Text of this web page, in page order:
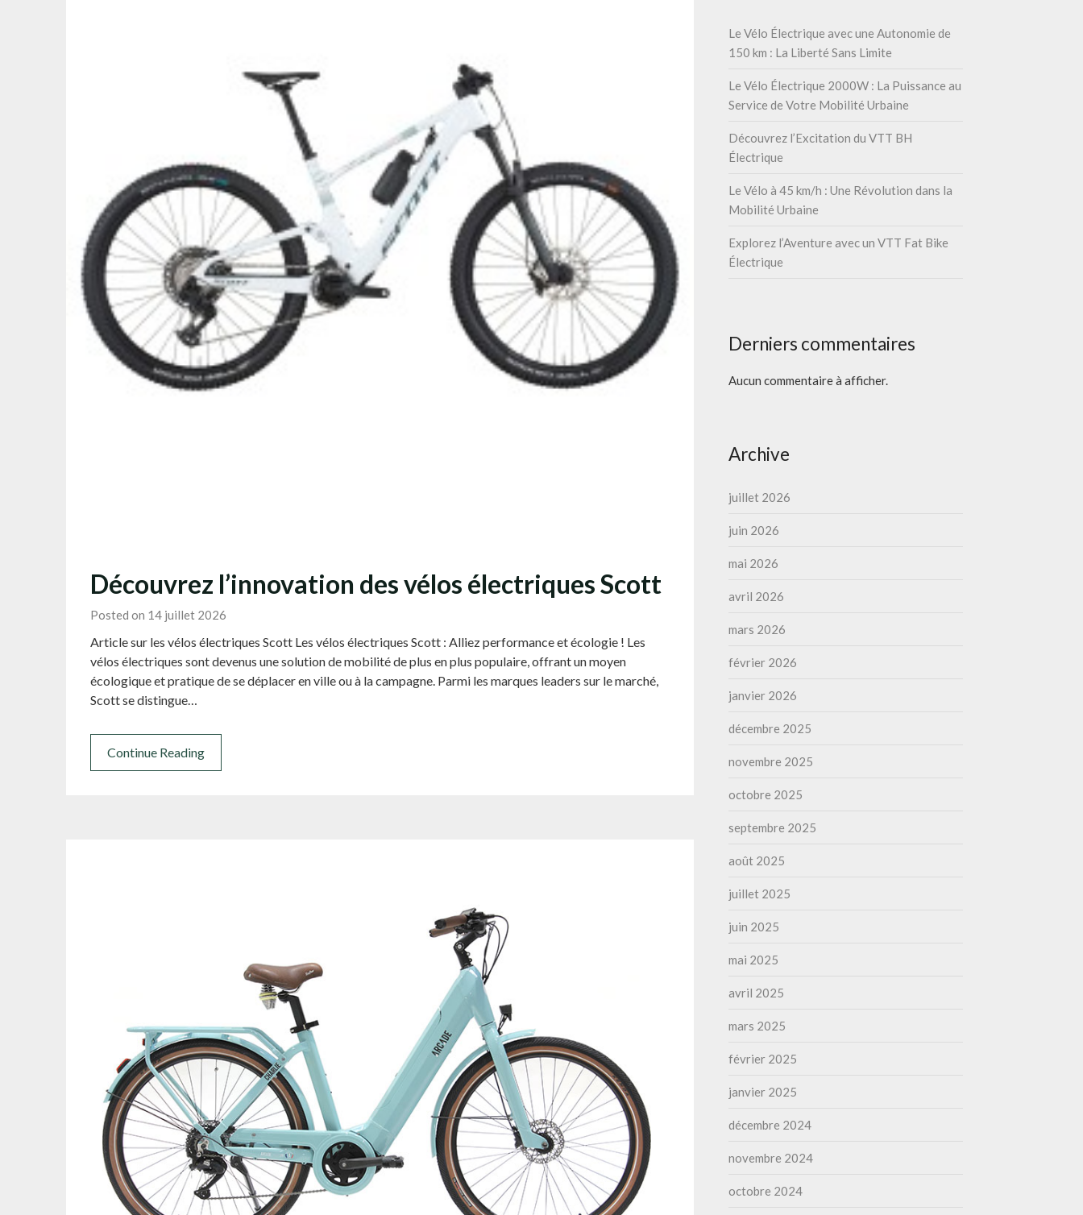
Découvrez l’innovation des vélos électriques Scott
Posted on 14 juillet 2026
Article sur les vélos électriques Scott Les vélos électriques Scott : Alliez performance et écologie ! Les
vélos électriques sont devenus une solution de mobilité de plus en plus populaire, offrant un moyen
écologique et pratique de se déplacer en ville ou à la campagne. Parmi les marques leaders sur le marché,
Scott se distingue…
Continue Reading
Le Vélo Électrique avec une Autonomie de
150 km : La Liberté Sans Limite
Le Vélo Électrique 2000W : La Puissance au
Service de Votre Mobilité Urbaine
Découvrez l’Excitation du VTT BH
Électrique
Le Vélo à 45 km/h : Une Révolution dans la
Mobilité Urbaine
Explorez l’Aventure avec un VTT Fat Bike
Électrique
Derniers commentaires
Aucun commentaire à afficher.
Archive
juillet 2026
juin 2026
mai 2026
avril 2026
mars 2026
février 2026
janvier 2026
décembre 2025
novembre 2025
octobre 2025
septembre 2025
août 2025
juillet 2025
juin 2025
mai 2025
avril 2025
mars 2025
février 2025
janvier 2025
décembre 2024
novembre 2024
octobre 2024